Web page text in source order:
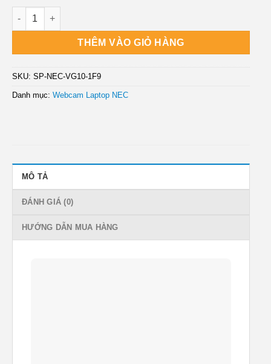
Sửa Webcam Laptop Nec VG10, VG20 - Trung Tâm Sửa Chữa
THÊM VÀO GIỎ HÀNG
SKU: SP-NEC-VG10-1F9
Danh mục: Webcam Laptop NEC
MÔ TẢ
ĐÁNH GIÁ (0)
HƯỚNG DẪN MUA HÀNG